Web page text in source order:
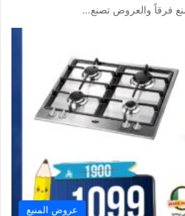
فرقاً والعروض تصنع…
عروض المنيع